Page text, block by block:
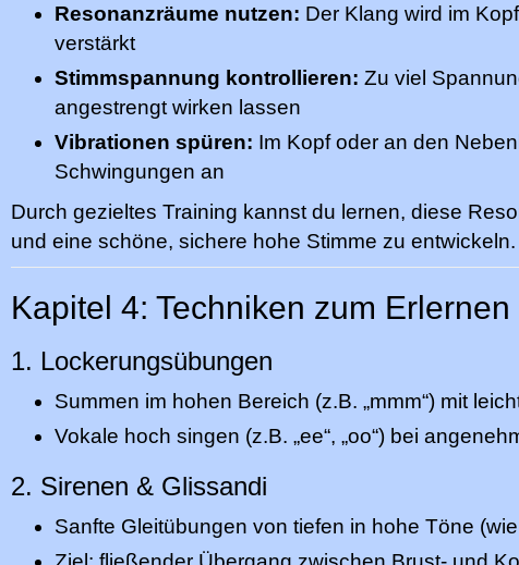
Resonanzräume nutzen: Der Klang wird im
verstärkt
Stimmspannung kontrollieren: Zu viel
angestrengt wirken lassen
Vibrationen spüren: Im Kopf oder an den
Schwingungen an
Durch gezieltes Training kannst du lernen, diese
und eine schöne, sichere hohe Stimme zu entwickeln.
Kapitel 4: Techniken zum
1. Lockerungsübungen
Summen im hohen Bereich (z.B. „mmm“) mit
Vokale hoch singen (z.B. „ee“, „oo“) bei
2. Sirenen & Glissandi
Sanfte Gleitübungen von tiefen in hohe Töne